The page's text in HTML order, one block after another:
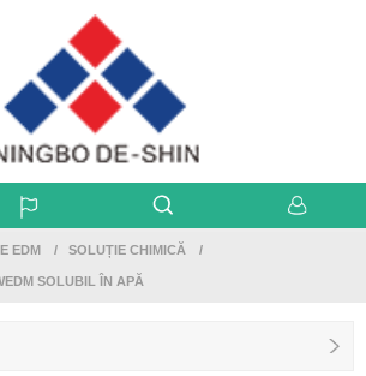
EDM SOLUȚIE CHIMICĂ
SOLUBIL ÎN APĂ